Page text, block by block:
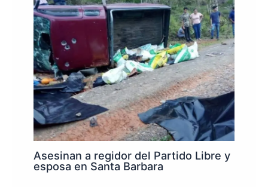
Asesinan a regidor del Partido Libre y
esposa en Santa Barbara